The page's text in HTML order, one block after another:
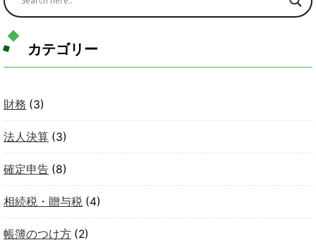
カテゴリー
財務 (3)
法人決算 (3)
確定申告 (8)
相続税・贈与税 (4)
帳簿のつけ方 (2)